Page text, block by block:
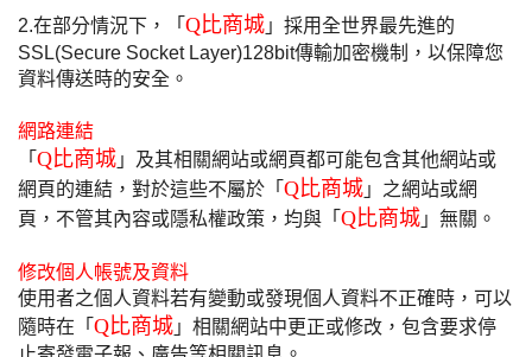
2.在部分情況下，「 Q比商城 」採用全世界最先進的
SSL(Secure Socket Layer)128bit傳輸加密機制，以保障您
資料傳送時的安全。
網路連結
「 Q比商城 」及其相關網站或網頁都可能包含其他網站或
網頁的連結，對於這些不屬於「 Q比商城 」之網站或網
頁，不管其內容或隱私權政策，均與「 Q比商城 」無關。
修改個人帳號及資料
使用者之個人資料若有變動或發現個人資料不正確時，可以
隨時在「 Q比商城 」相關網站中更正或修改，包含要求停